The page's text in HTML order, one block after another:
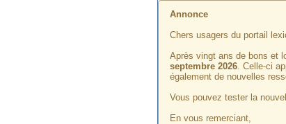
Annonce
Chers usagers du portail
Après vingt ans de bons et
septembre 2026. Celle-ci
également de nouvelles
Vous pouvez tester la
En vous remerciant,